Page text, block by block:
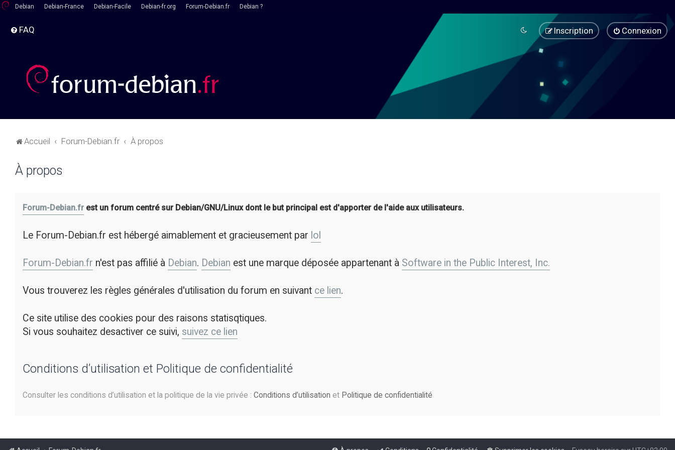
Debian Debian-France Debian-Facile Debian-fr.org Forum-Debian.fr Debian ?
FAQ Connexion
Inscription
Accueil Forum-Debian.fr À propos
À propos
Forum-Debian.fr est un forum centré sur Debian/GNU/Linux dont le but principal est d'apporter de l'aide aux utilisateurs.
Le Forum-Debian.fr est hébergé aimablement et gracieusement par lol
Forum-Debian.fr n'est pas affilié à Debian. Debian est une marque déposée appartenant à Software in the Public Interest, Inc.
Vous trouverez les règles générales d'utilisation du forum en suivant ce lien.
Ce site utilise des cookies pour des raisons statisqtiques.
Si vous souhaitez desactiver ce suivi, suivez ce lien
Conditions d’utilisation et Politique de confidentialité
Consulter les conditions d’utilisation et la politique de la vie privée : Conditions d’utilisation et Politique de confidentialité